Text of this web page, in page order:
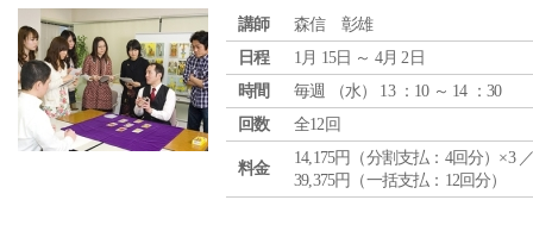
講師
森信 彰雄
日程
1月 15日 ～ 4月 2日
時間
毎週 （水） 13 ：10 ～ 14 ：30
回数
全12回
料金
14,175円（分割支払：4回分）×3
39,375円（一括支払：12回分）